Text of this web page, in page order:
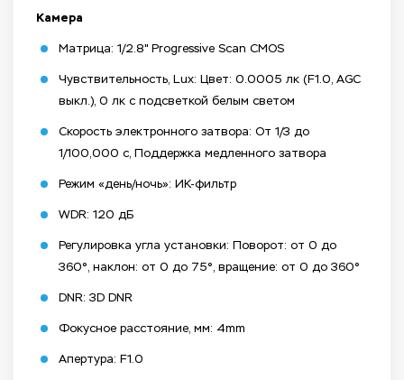
Камера
Матрица: 1/2.8" Progressive Scan CMOS
Чувствительность, Lux: Цвет: 0.0005 лк (F1.0, AGC
выкл.), 0 лк с подсветкой белым светом
Скорость электронного затвора: От 1/3 до
1/100,000 с, Поддержка медленного затвора
Режим «день/ночь»: ИК-фильтр
WDR: 120 дБ
Регулировка угла установки: Поворот: от 0 до
360°, наклон: от 0 до 75°, вращение: от 0 до 360°
DNR: 3D DNR
Фокусное расстояние, мм: 4mm
Апертура: F1.0